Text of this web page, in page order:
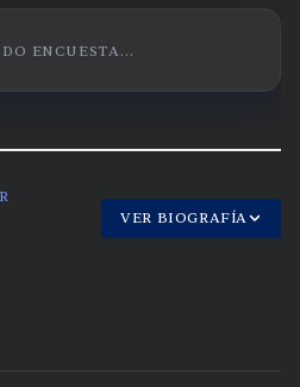
ENCUESTA...
VER BIOGRAFÍA